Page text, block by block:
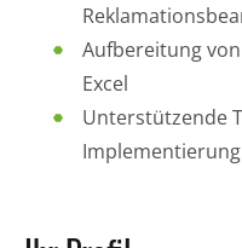
Aufbereitung
Excel
Unterstützende